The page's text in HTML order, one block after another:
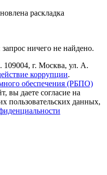
раскладка
ничего не найдено.
г. Москва, ул. А.
коррупции.
обеспечения (РБПО)
вы даете согласие на
пользовательских данных,